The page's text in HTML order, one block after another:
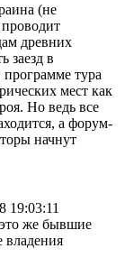
(не
древних
заезд в
тура
мест как
Но ведь все
а форум-
начнут
19:03:11
это же бывшие
владения